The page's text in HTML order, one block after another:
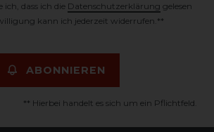
dass ich die Daten­schutz­erklärung gelesen
kann ich jederzeit widerrufen.**
ABONNIEREN
** Hierbei handelt es sich um ein Pflichtfeld.